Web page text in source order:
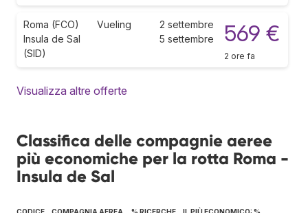
Roma (FCO)
Insula de Sal
(SID)
Vueling
2 settembre
5 settembre
569 €
2 ore fa
Visualizza altre offerte
Classifica delle compagnie aeree
più economiche per la rotta Roma -
Insula de Sal